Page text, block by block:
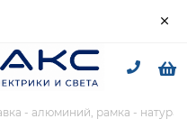
- алюминий, рамка -